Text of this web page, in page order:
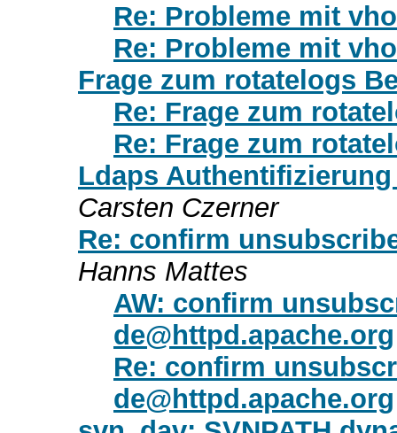
Re: Probleme mit
Re: Probleme mit
Frage zum rotatelogs
Re: Frage zum
Re: Frage zum
Ldaps
Carsten Czerner
Re: confirm
Hanns Mattes
AW: confirm
de@httpd.apache.org
Re: confirm
de@httpd.apache.org